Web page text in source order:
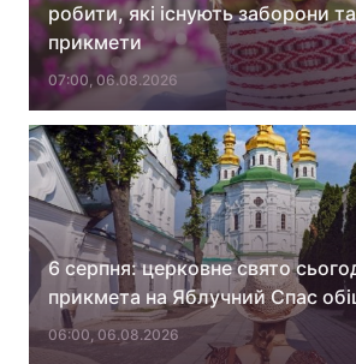
робити, які існують заборони
прикмети
07:00, 06.08.2026
6 серпня: церковне свято
прикмета на Яблучний Спас
06:00, 06.08.2026